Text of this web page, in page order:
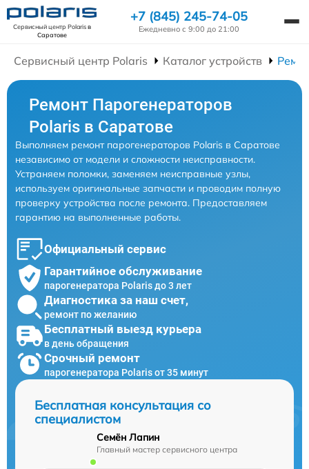
Сервисный центр Polarisв
Саратове
+7 (845) 245-74-05
Ежедневно с 9:00 до 21:00
Сервисный центр Polaris Каталог устройств
Ремонт Парогенераторов
Polaris в Саратове
Выполняем ремонт парогенераторов Polaris в Саратове
независимо от модели и сложности неисправности.
Устраняем поломки, заменяем неисправные узлы,
используем оригинальные запчасти и проводим полную
проверку устройства после ремонта. Предоставляем
гарантию на выполненные работы.
Официальный сервис
Гарантийное обслуживание
парогенератора Polaris до 3 лет
Диагностика за наш счет,
ремонт по желанию
Бесплатный выезд курьера
в день обращения
Срочный ремонт
парогенератора Polaris от 35 минут
Бесплатная консультация со
специалистом
Семён Лапин
Главный мастер сервисного центра